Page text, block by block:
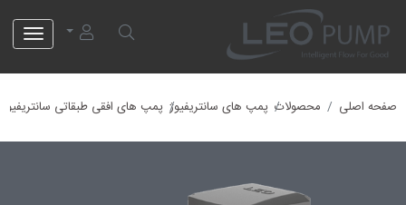
صفحه اصلی محصولات پمپ های سانتریفیوژ پمپ های افقی طبقاتی سانتریفیوژ